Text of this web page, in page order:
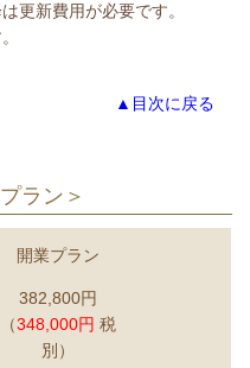
更新費用が必要です。
▲目次に戻る
ラン＞
開業プラン
382,800円
（348,000円 税
別）